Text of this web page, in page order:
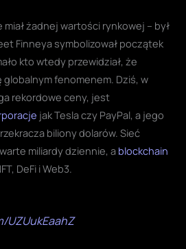
żadnej wartości rynkowej – był
Finneya symbolizował początek
kto wtedy przewidział, że
fenomenem. Dziś, w
rekordowe ceny, jest
jak Tesla czy PayPal, a jego
biliony dolarów. Sieć
miliardy dziennie, a blockchain
DeFi i Web3.
UZUukEaahZ